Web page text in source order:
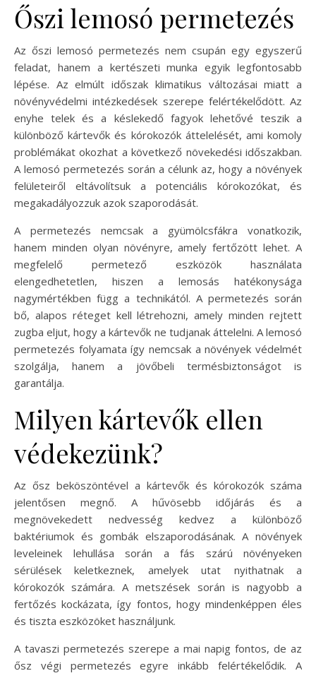
Őszi lemosó permetezés
Az őszi lemosó permetezés nem csupán egy egyszerű
feladat, hanem a kertészeti munka egyik legfontosabb
lépése. Az elmúlt időszak klimatikus változásai miatt a
növényvédelmi intézkedések szerepe felértékelődött. Az
enyhe telek és a késlekedő fagyok lehetővé teszik a
különböző kártevők és kórokozók áttelelését, ami komoly
problémákat okozhat a következő növekedési időszakban.
A lemosó permetezés során a célunk az, hogy a növények
felületeiről eltávolítsuk a potenciális kórokozókat, és
megakadályozzuk azok szaporodását.
A permetezés nemcsak a gyümölcsfákra vonatkozik,
hanem minden olyan növényre, amely fertőzött lehet. A
megfelelő permetező eszközök használata
elengedhetetlen, hiszen a lemosás hatékonysága
nagymértékben függ a technikától. A permetezés során
bő, alapos réteget kell létrehozni, amely minden rejtett
zugba eljut, hogy a kártevők ne tudjanak áttelelni. A lemosó
permetezés folyamata így nemcsak a növények védelmét
szolgálja, hanem a jövőbeli termésbiztonságot is
garantálja.
Milyen kártevők ellen
védekezünk?
Az ősz beköszöntével a kártevők és kórokozók száma
jelentősen megnő. A hűvösebb időjárás és a
megnövekedett nedvesség kedvez a különböző
baktériumok és gombák elszaporodásának. A növények
leveleinek lehullása során a fás szárú növényeken
sérülések keletkeznek, amelyek utat nyithatnak a
kórokozók számára. A metszések során is nagyobb a
fertőzés kockázata, így fontos, hogy mindenképpen éles
és tiszta eszközöket használjunk.
A tavaszi permetezés szerepe a mai napig fontos, de az
ősz végi permetezés egyre inkább felértékelődik. A